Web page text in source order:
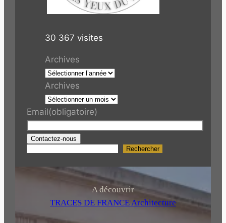
30 367 visites
Archives
Archives
Email(obligatoire)
Contactez-nous
r
Rechercher
A découvrir
TRACES DE FRANCE Architecture